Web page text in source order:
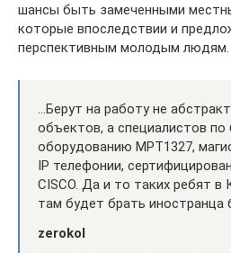
шансы быть замеченными
которые впоследствии и
перспективным молодым людям.
…Берут на работу не
объектов, а специалистов по
оборудованию MPT1327,
IP телефонии,
CISCO. Да и то таких ребят в
там будет брать иностранца
zerokol